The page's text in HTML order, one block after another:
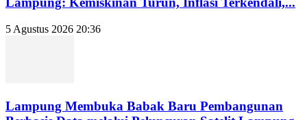
5 Agustus 2026 20:36
Lampung Membuka Babak Baru Pembangunan